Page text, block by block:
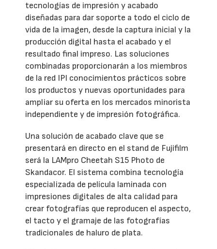
tecnologías de impresión y acabado
diseñadas para dar soporte a todo el ciclo de
vida de la imagen, desde la captura inicial y la
producción digital hasta el acabado y el
resultado final impreso. Las soluciones
combinadas proporcionarán a los miembros
de la red IPI conocimientos prácticos sobre
los productos y nuevas oportunidades para
ampliar su oferta en los mercados minorista
independiente y de impresión fotográfica.
Una solución de acabado clave que se
presentará en directo en el stand de Fujifilm
será la LAMpro Cheetah S15 Photo de
Skandacor. El sistema combina tecnología
especializada de película laminada con
impresiones digitales de alta calidad para
crear fotografías que reproducen el aspecto,
el tacto y el gramaje de las fotografías
tradicionales de haluro de plata.